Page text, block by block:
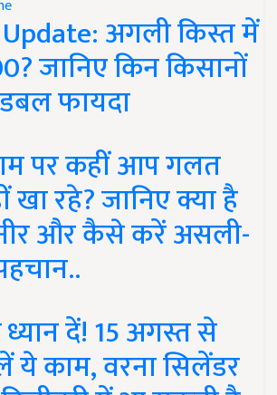
अगली किस्त में
जानिए किन किसानों
फायदा
पर कहीं आप गलत
खा रहे? जानिए क्या है
और कैसे करें असली-
ध्यान दें! 15 अगस्त से
ये काम, वरना सिलेंडर